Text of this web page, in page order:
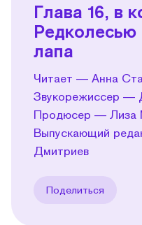
Глава 16, в
Редколесью
лапа
Читает — Анна
Звукорежиссер —
Продюсер — Лиза
Выпускающий
Дмитриев
Поделиться